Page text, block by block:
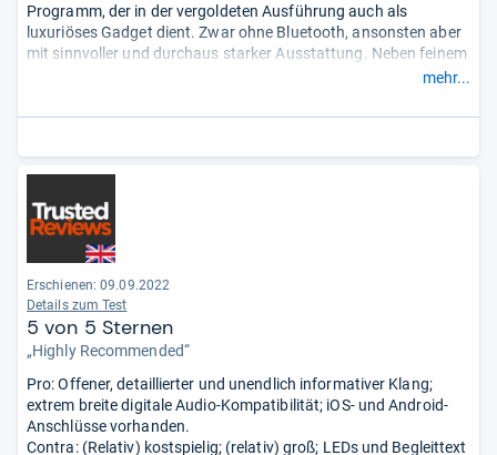
Programm, der in der vergoldeten Ausführung auch als
luxuriöses Gadget dient. Zwar ohne Bluetooth, ansonsten aber
mit sinnvoller und durchaus starker Ausstattung. Neben feinem
Finish überzeugen auch die rundum sehr guten klanglichen
Höhen.“
mehr...
Erschienen: 09.09.2022
Details zum Test
5 von 5 Sternen
„Highly Recommended“
Pro: Offener, detaillierter und unendlich informativer Klang;
extrem breite digitale Audio-Kompatibilität; iOS- und Android-
Anschlüsse vorhanden.
Contra: (Relativ) kostspielig; (relativ) groß; LEDs und Begleittext